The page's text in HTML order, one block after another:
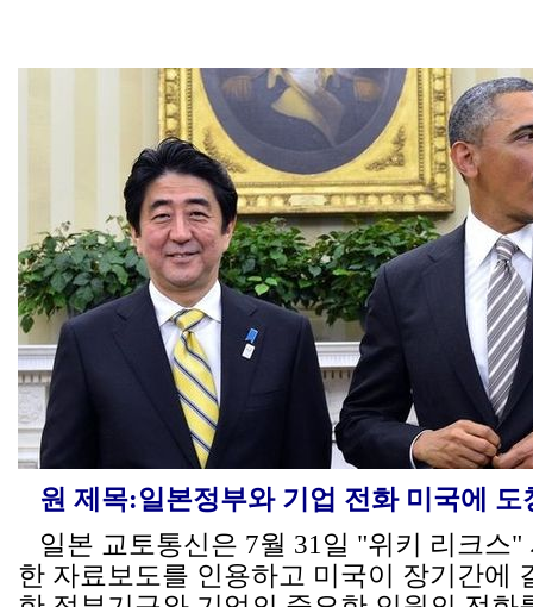
원 제목:일본정부와 기업 전화 미국에 도
일본 교토통신은 7월 31일 "위키 리크스"
한 자료보도를 인용하고 미국이 장기간에